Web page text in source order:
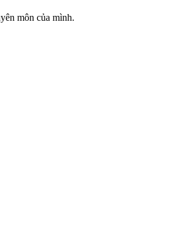
môn của mình.